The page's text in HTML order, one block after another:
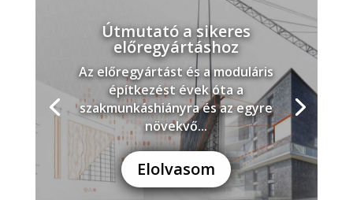
Útmutató a sikeres
előregyártáshoz
Az előregyártást és a moduláris
építkezést évek óta a
szakmunkáshiányra és az egyre
növekvő...
Elolvasom